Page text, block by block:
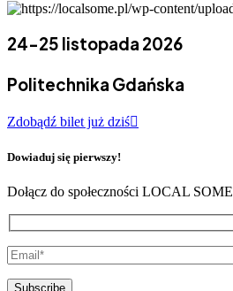
24-25 listopada 2026
Politechnika Gdańska
Zdobądź bilet już dziś
Dowiaduj się pierwszy!
Dołącz do społeczności LOCAL SOME